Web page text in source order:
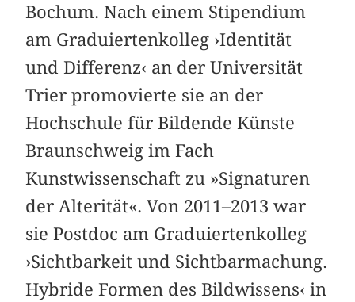
Bochum. Nach einem Stipendium
am Graduiertenkolleg ›Identität
und Differenz‹ an der Universität
Trier promovierte sie an der
Hochschule für Bildende Künste
Braunschweig im Fach
Kunstwissenschaft zu »Signaturen
der Alterität«. Von 2011–2013 war
sie Postdoc am Graduiertenkolleg
›Sichtbarkeit und Sichtbarmachung.
Hybride Formen des Bildwissens‹ in